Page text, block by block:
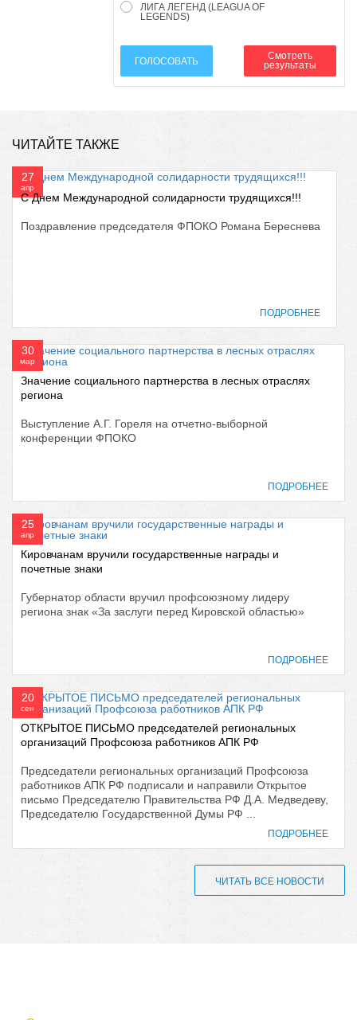
ЛИГА ЛЕГЕНД (LEAGUA OF
LEGENDS)
ГОЛОСОВАТЬ
Смотреть
результаты
ЧИТАЙТЕ ТАКЖЕ
27
апр
С Днем Международной солидарности трудящихся!!!
Поздравление председателя ФПОКО Романа Береснева
ПОДРОБНЕЕ
30
мар
Значение социального партнерства в лесных отраслях
региона
Выступление А.Г. Гореля на отчетно-выборной
конференции ФПОКО
ПОДРОБНЕЕ
25
апр
Кировчанам вручили государственные награды и
почетные знаки
Губернатор области вручил профсоюзному лидеру
региона знак «За заслуги перед Кировской областью»
ПОДРОБНЕЕ
20
сен
ОТКРЫТОЕ ПИСЬМО председателей региональных
организаций Профсоюза работников АПК РФ
Председатели региональных организаций Профсоюза
работников АПК РФ подписали и направили Открытое
письмо Председателю Правительства РФ Д.А. Медведеву,
Председателю Государственной Думы РФ ...
ПОДРОБНЕЕ
ЧИТАТЬ ВСЕ НОВОСТИ